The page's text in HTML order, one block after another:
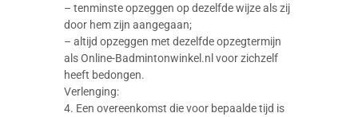
– tenminste opzeggen op dezelfde wijze als zij
door hem zijn aangegaan;
– altijd opzeggen met dezelfde opzegtermijn
als Online-Badmintonwinkel.nl voor zichzelf
heeft bedongen.
Verlenging:
4. Een overeenkomst die voor bepaalde tijd is